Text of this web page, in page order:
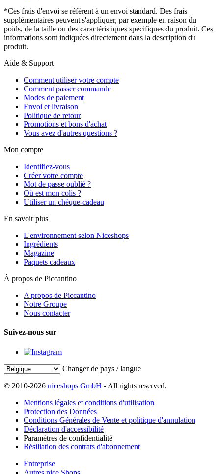
*Ces frais d'envoi se réfèrent à un envoi standard. Des frais
supplémentaires peuvent s'appliquer, par exemple en raison du
poids, de la taille ou des caractéristiques spécifiques du produit. Ces
informations sont indiquées directement dans la description du
produit.
Aide & Support
Comment utiliser votre compte
Comment passer commande
Modes de paiement
Envoi et livraison
Politique de retour
Promotions et bons d'achat
Vous avez d'autres questions ?
Mon compte
Identifiez-vous
Créer votre compte
Mot de passe oublié ?
Où est mon colis ?
Utiliser un chèque-cadeau
En savoir plus
L'environnement selon Niceshops
Ingrédients
Magazine
Paquets cadeaux
À propos de Piccantino
A propos de Piccantino
Notre Groupe
Nous contacter
Suivez-nous sur
Changer de pays / langue
© 2010-2026 niceshops GmbH - All rights reserved.
Mentions légales et conditions d'utilisation
Protection des Données
Conditions Générales de Vente et politique d'annulation
Déclaration d'accessibilité
Paramètres de confidentialité
Résiliation des contrats d'abonnement
Entreprise
Autres nice Shops